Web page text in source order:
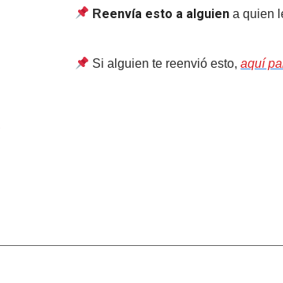
Reenvía esto a alguien a quien
Si alguien te reenvió esto,aquí